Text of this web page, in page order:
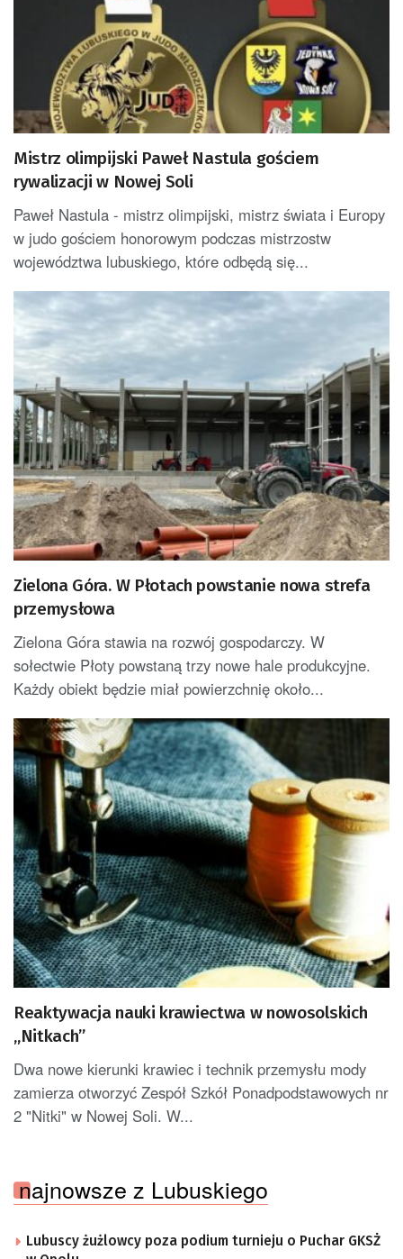
Mistrz olimpijski Paweł Nastula gościem
rywalizacji w Nowej Soli
Paweł Nastula - mistrz olimpijski, mistrz świata i Europy
w judo gościem honorowym podczas mistrzostw
województwa lubuskiego, które odbędą się...
Zielona Góra. W Płotach powstanie nowa strefa
przemysłowa
Zielona Góra stawia na rozwój gospodarczy. W
sołectwie Płoty powstaną trzy nowe hale produkcyjne.
Każdy obiekt będzie miał powierzchnię około...
Reaktywacja nauki krawiectwa w nowosolskich
„Nitkach”
Dwa nowe kierunki krawiec i technik przemysłu mody
zamierza otworzyć Zespół Szkół Ponadpodstawowych nr
2 "Nitki" w Nowej Soli. W...
najnowsze z Lubuskiego
Lubuscy żużlowcy poza podium turnieju o Puchar GKSŻ